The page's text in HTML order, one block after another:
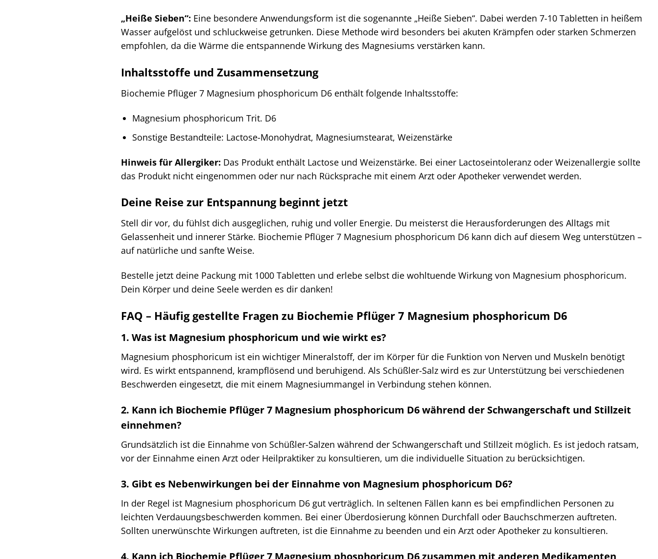
„Heiße Sieben“: Eine besondere Anwendungsform ist die sogenannte „Heiße Sieben“. Dabei werden 7-10 Tabletten in heißem
Wasser aufgelöst und schluckweise getrunken. Diese Methode wird besonders bei akuten Krämpfen oder starken Schmerzen
empfohlen, da die Wärme die entspannende Wirkung des Magnesiums verstärken kann.
Inhaltsstoffe und Zusammensetzung
Biochemie Pflüger 7 Magnesium phosphoricum D6 enthält folgende Inhaltsstoffe:
Magnesium phosphoricum Trit. D6
Sonstige Bestandteile: Lactose-Monohydrat, Magnesiumstearat, Weizenstärke
Hinweis für Allergiker: Das Produkt enthält Lactose und Weizenstärke. Bei einer Lactoseintoleranz oder Weizenallergie sollte
das Produkt nicht eingenommen oder nur nach Rücksprache mit einem Arzt oder Apotheker verwendet werden.
Deine Reise zur Entspannung beginnt jetzt
Stell dir vor, du fühlst dich ausgeglichen, ruhig und voller Energie. Du meisterst die Herausforderungen des Alltags mit
Gelassenheit und innerer Stärke. Biochemie Pflüger 7 Magnesium phosphoricum D6 kann dich auf diesem Weg unterstützen –
auf natürliche und sanfte Weise.
Bestelle jetzt deine Packung mit 1000 Tabletten und erlebe selbst die wohltuende Wirkung von Magnesium phosphoricum.
Dein Körper und deine Seele werden es dir danken!
FAQ – Häufig gestellte Fragen zu Biochemie Pflüger 7 Magnesium phosphoricum D6
1. Was ist Magnesium phosphoricum und wie wirkt es?
Magnesium phosphoricum ist ein wichtiger Mineralstoff, der im Körper für die Funktion von Nerven und Muskeln benötigt
wird. Es wirkt entspannend, krampflösend und beruhigend. Als Schüßler-Salz wird es zur Unterstützung bei verschiedenen
Beschwerden eingesetzt, die mit einem Magnesiummangel in Verbindung stehen können.
2. Kann ich Biochemie Pflüger 7 Magnesium phosphoricum D6 während der Schwangerschaft und Stillzeit
einnehmen?
Grundsätzlich ist die Einnahme von Schüßler-Salzen während der Schwangerschaft und Stillzeit möglich. Es ist jedoch ratsam,
vor der Einnahme einen Arzt oder Heilpraktiker zu konsultieren, um die individuelle Situation zu berücksichtigen.
3. Gibt es Nebenwirkungen bei der Einnahme von Magnesium phosphoricum D6?
In der Regel ist Magnesium phosphoricum D6 gut verträglich. In seltenen Fällen kann es bei empfindlichen Personen zu
leichten Verdauungsbeschwerden kommen. Bei einer Überdosierung können Durchfall oder Bauchschmerzen auftreten.
Sollten unerwünschte Wirkungen auftreten, ist die Einnahme zu beenden und ein Arzt oder Apotheker zu konsultieren.
4. Kann ich Biochemie Pflüger 7 Magnesium phosphoricum D6 zusammen mit anderen Medikamenten